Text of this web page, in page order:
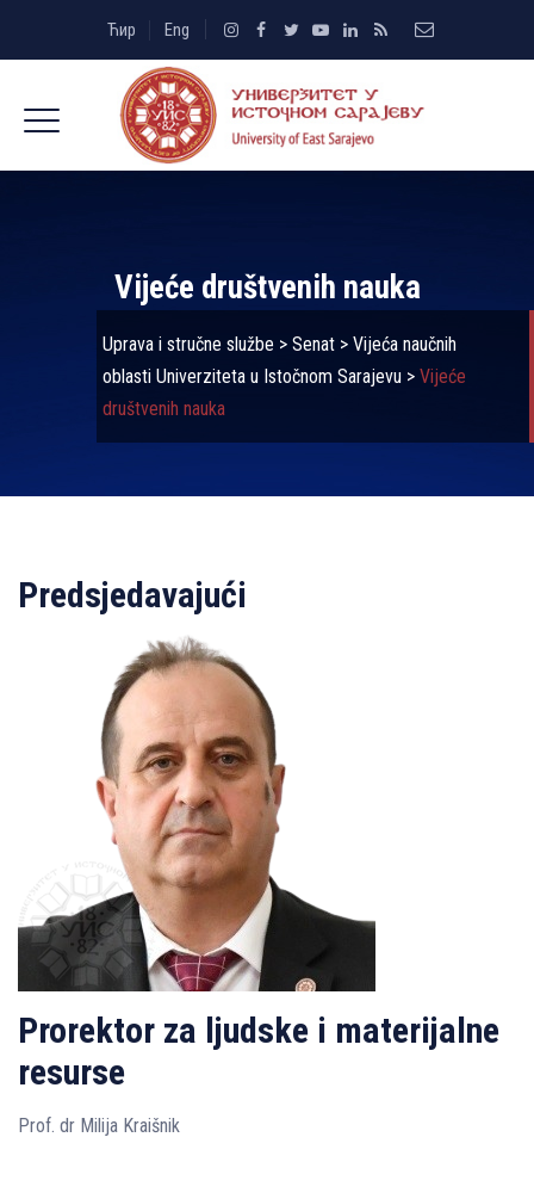
Ћир Eng
Vijeće društvenih nauka
Uprava i stručne službe > Senat> Vijeća naučnih
oblasti Univerziteta u Istočnom Sarajevu > Vijeće
društvenih nauka
Predsjedavajući
Prorektor za ljudske i materijalne
resurse
Prof. dr Milija Kraišnik